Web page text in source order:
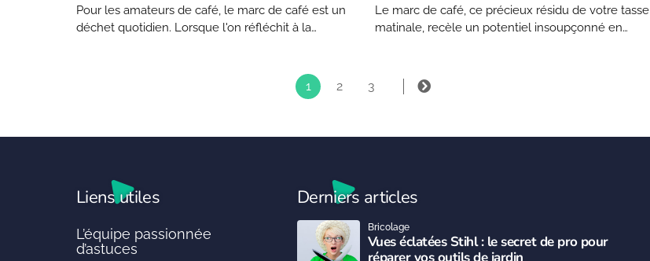
Pour les amateurs de café, le marc de café est un
déchet quotidien. Lorsque l'on réfléchit à la
Le marc de café, ce précieux résidu de votre tasse
matinale, recèle un potentiel insoupçonné en
1 2 3
Liens utiles
L’équipe passionnée
d’astuces
Derniers articles
Vues éclatées Stihl : le secret de pro pour
Bricolage